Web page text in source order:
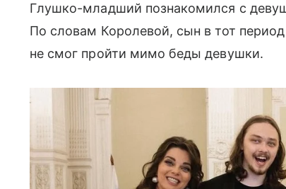
Глушко-младший познакомился с
По словам Королевой, сын в тот
не смог пройти мимо беды девушки.